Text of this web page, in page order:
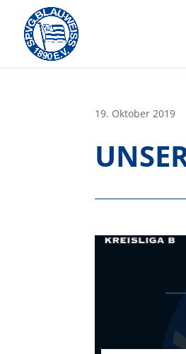
content
19. Oktober 2019